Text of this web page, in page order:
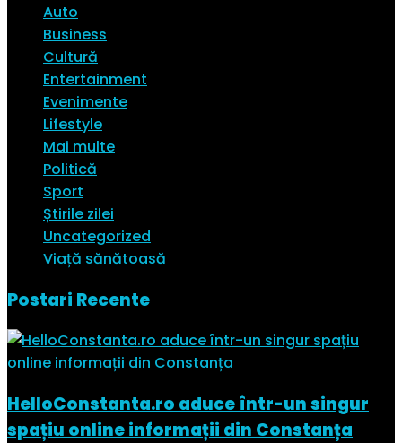
Auto
Business
Cultură
Entertainment
Evenimente
Lifestyle
Mai multe
Politică
Sport
Știrile zilei
Uncategorized
Viață sănătoasă
Postari Recente
HelloConstanta.ro aduce într-un singur
spațiu online informații din Constanța